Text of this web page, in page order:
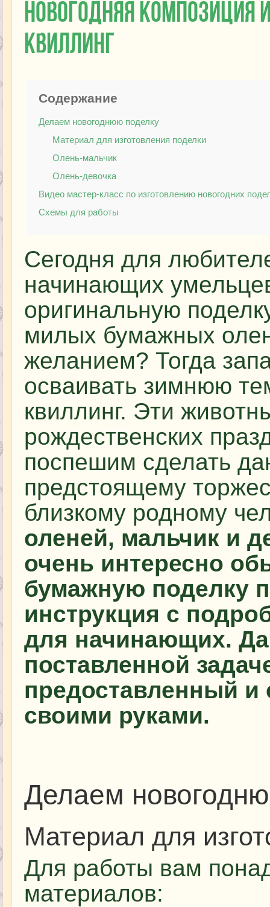
Новогодняя композиция
квиллинг
Содержание
Делаем новогоднюю поделку
Материал для изготовления поделки
Олень-мальчик
Олень-девочка
Видео мастер-класс по изготовлению новогодних
Схемы для работы
Сегодня для
начинающих
оригинальную
милых бумажных
желанием? Тогда
осваивать зимнюю
квиллинг. Эти
рождественских
поспешим сделать
предстоящему
близкому родному
оленей, мальчик и
очень интересно
бумажную поделку
инструкция с
для начинающих.
поставленной
предоставленный и
своими руками.
Делаем
Материал для
Для работы вам
материалов: